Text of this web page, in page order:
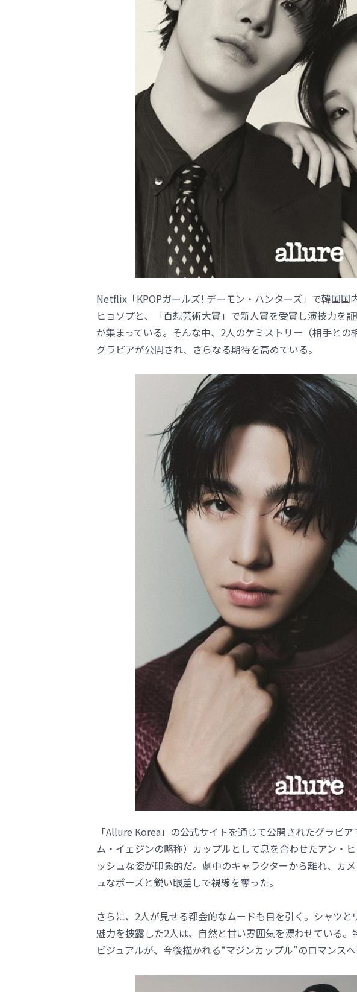
Netflix「KPOPガールズ! デーモン・ハンターズ」で韓国国
ヒョソプと、「百想芸術大賞」で新人賞を受賞し演技力を
が集まっている。そんな中、2人のケミストリー（相手と
グラビアが公開され、さらなる期待を高めている。
「Allure Korea」の公式サイトを通じて公開されたグラビ
ム・イェジンの略称）カップルとして息を合わせたアン・
ッシュな姿が印象的だ。劇中のキャラクターから離れ、カ
ュなポーズと鋭い眼差しで視線を奪った。
さらに、2人が見せる都会的なムードも目を引く。シャツ
魅力を披露した2人は、自然と甘い雰囲気を漂わせている
ビジュアルが、今後描かれる“マジンカップル”のロマンス